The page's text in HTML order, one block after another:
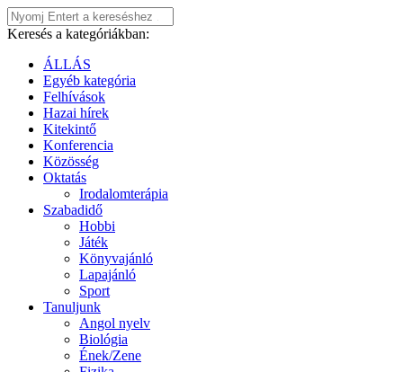
Keresés a kategóriákban:
ÁLLÁS
Egyéb kategória
Felhívások
Hazai hírek
Kitekintő
Konferencia
Közösség
Oktatás
Irodalomterápia
Szabadidő
Hobbi
Játék
Könyvajánló
Lapajánló
Sport
Tanuljunk
Angol nyelv
Biológia
Ének/Zene